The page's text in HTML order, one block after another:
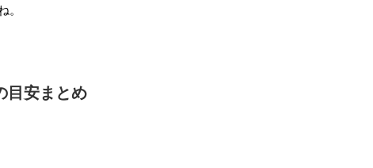
。
目安まとめ